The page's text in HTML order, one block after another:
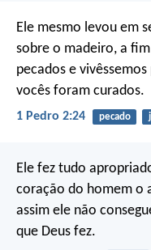
Ele mesmo levou em
sobre o madeiro, a
pecados e
vocês foram curados.
1 Pedro 2:24 pecado
Ele fez tudo
coração do homem o
assim ele não
que Deus fez.